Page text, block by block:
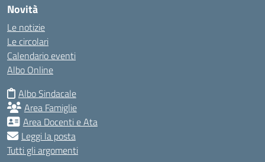
Novità
Le notizie
Le circolari
Calendario eventi
Albo Online
Albo Sindacale
Area Famiglie
Area Docenti e Ata
Leggi la posta
Tutti gli argomenti